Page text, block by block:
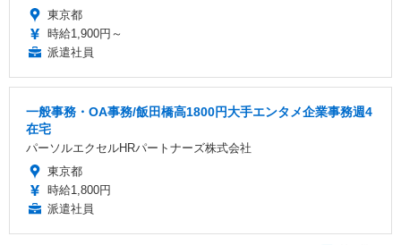
東京都
時給1,900円～
派遣社員
一般事務・OA事務/飯田橋高1800円大手エンタメ企業事務週4
在宅
パーソルエクセルHRパートナーズ株式会社
東京都
時給1,800円
派遣社員